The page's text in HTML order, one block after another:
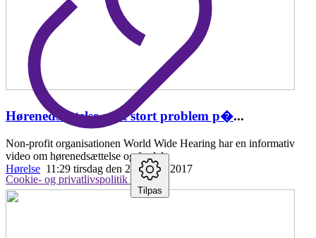
Hørenedsættelse er et stort problem p�...
Non-profit organisationen World Wide Hearing har en informativ
video om hørenedsættelse og fordele
Hørelse 11:29 tirsdag den 25. april , 2017
Cookie- og privatlivspolitik
Tilpas